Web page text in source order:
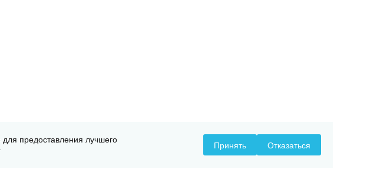
предоставления лучшего
Принять Отказаться